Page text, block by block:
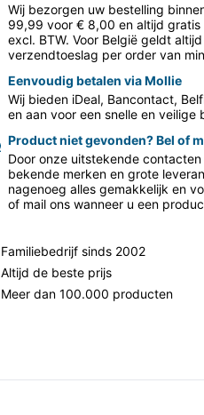
Wij bezorgen uw bestelling
99,99 voor € 8,00 en altijd
excl. BTW. Voor België geldt
verzendtoeslag per order van
Eenvoudig betalen via Mollie
Wij bieden iDeal, Bancontact,
en aan voor een snelle en veilige
Product niet gevonden? Bel of
Door onze uitstekende
bekende merken en grote
nagenoeg alles gemakkelijk en
of mail ons wanneer u een
Familiebedrijf sinds 2002
Altijd de beste prijs
Meer dan 100.000 producten